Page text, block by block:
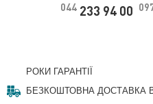
044233 94 00
РОКИ ГАРАНТІЇ
БЕЗКОШТОВНА ДОСТАВКА